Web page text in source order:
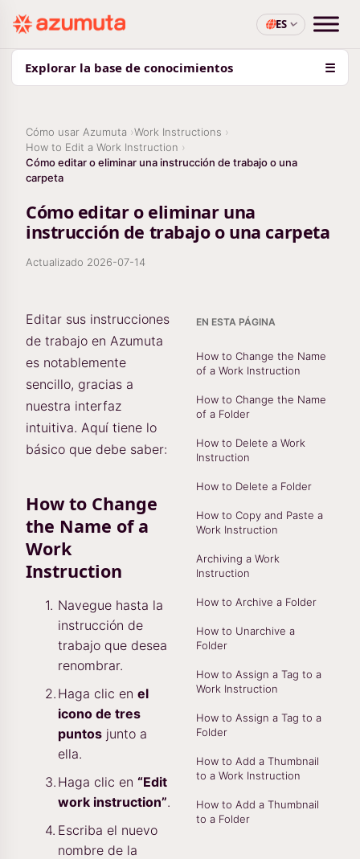
ES
Explorar la base de conocimientos ☰
Cómo usar Azumuta
Work Instructions
How to Edit a Work Instruction
Cómo editar o eliminar una instrucción de trabajo o una
carpeta
Cómo editar o eliminar una
instrucción de trabajo o una carpeta
Actualizado 2026-07-14
Editar sus instrucciones
de trabajo en Azumuta
es notablemente
sencillo, gracias a
nuestra interfaz
intuitiva. Aquí tiene lo
básico que debe saber:
How to Change
the Name of a
Work
Instruction
Navegue hasta la
instrucción de
trabajo que desea
renombrar.
Haga clic en el
icono de tres
puntos junto a
ella.
Haga clic en “Edit
work instruction”.
Escriba el nuevo
nombre de la
EN ESTA PÁGINA
How to Change the Name
of a Work Instruction
How to Change the Name
of a Folder
How to Delete a Work
Instruction
How to Delete a Folder
How to Copy and Paste a
Work Instruction
Archiving a Work
Instruction
How to Archive a Folder
How to Unarchive a
Folder
How to Assign a Tag to a
Work Instruction
How to Assign a Tag to a
Folder
How to Add a Thumbnail
to a Work Instruction
How to Add a Thumbnail
to a Folder